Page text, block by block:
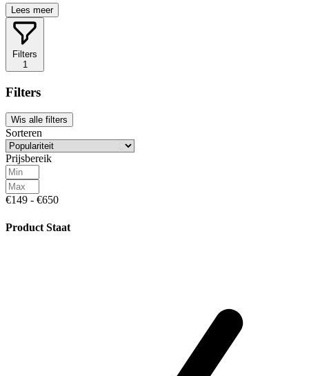
Lees meer
Filters
1
Filters
Wis alle filters
Sorteren
Prijsbereik
€149 - €650
Product Staat